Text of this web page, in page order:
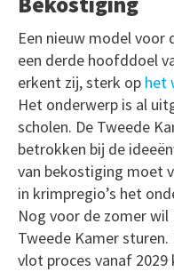
Een nieuw model voor
een derde hoofddoel
erkent zij, sterk op het
Het onderwerp is al
scholen. De Tweede
betrokken bij de
van bekostiging moet
in krimpregio’s het
Nog voor de zomer
Tweede Kamer
vlot proces vanaf 2029